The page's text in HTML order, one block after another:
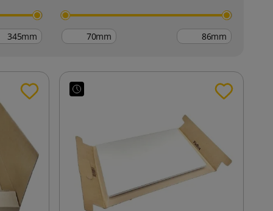
mm mm mm